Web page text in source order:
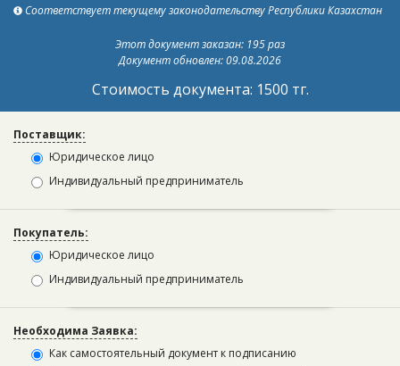
Соответствует текущему законодательству Республики Казахстан
Этот документ заказан: 195 раз
Документ обновлен: 09.08.2026
Стоимость документа: 1500 тг.
Поставщик:
Юридическое лицо
Индивидуальный предприниматель
Покупатель:
Юридическое лицо
Индивидуальный предприниматель
Необходима Заявка:
Как самостоятельный документ к подписанию